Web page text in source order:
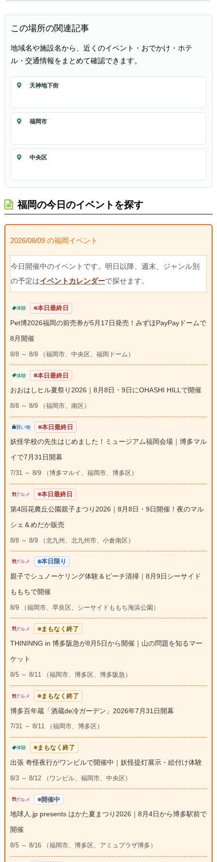
この場所の関連記事
地域名や施設名から、近くのイベント・おでかけ・ホテ
ル・交通情報をまとめて確認できます。
天神地下街
福岡市
中央区
福岡の今日のイベントを探す
2026/08/09 の福岡イベント
今日開催中のイベントです。明日以降、週末、ジャンル別
の予定はイベントカレンダーで探せます。
体験 本日最終日
Pet博2026福岡の前売券が5月17日発売！みずほPayPayドームで
8月開催
8/8 ～ 8/9 （福岡市、中央区、福岡ドーム）
体験 本日最終日
おおはしヒル夏祭り2026｜8月8日・9日にOHASHI HILLで開催
8/8 ～ 8/9 （福岡市、南区）
買い物 本日最終日
妖怪学校の先生はじめました！ミュージアム福岡会場｜博多マル
イで7月31日開幕
7/31 ～ 8/9 （博多マルイ、福岡市、博多区）
グルメ 本日最終日
第4回花農丘公園親子まつり2026｜8月8日・9日開催！夜のマル
シェ＆めだか販売
8/8 ～ 8/9 （北九州、北九州市、小倉南区）
グルメ 本日限り
親子でシュノーケリング体験＆ビーチ清掃｜8月9日シーサイド
ももちで開催
8/9 （福岡市、早良区、シーサイドももち海浜公園）
グルメ まもなく終了
THININNG in 博多阪急が8月5日から開催｜山の問題を知るマー
ケット
8/5 ～ 8/11 （福岡市、博多区、博多阪急）
グルメ まもなく終了
博多百年蔵「酒蔵de冷ガーデン」2026年7月31日開幕
7/31 ～ 8/11 （福岡市、博多区）
体験 まもなく終了
出張 奇怪夜行がワンビルで開催中｜妖怪提灯展示・絵付け体験
8/3 ～ 8/12 （ワンビル、福岡市、中央区）
グルメ 開催中
地球人.jp presents はかた夏まつり2026｜8月4日から博多駅前で
開催
8/5 ～ 8/16 （福岡市、博多区、アミュプラザ博多）